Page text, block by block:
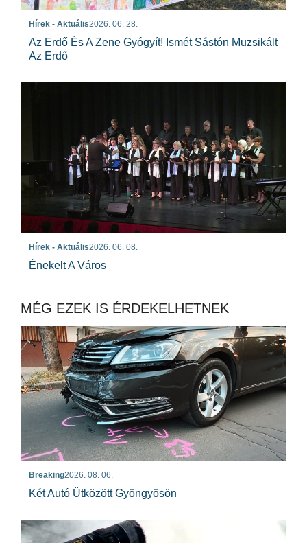
Hírek - Aktuális2026. 06. 28.
Az Erdő És A Zene Gyógyít! Ismét Sástón Muzsikált
Az Erdő
Hírek - Aktuális2026. 06. 08.
Énekelt A Város
MÉG EZEK IS ÉRDEKELHETNEK
Breaking2026. 08. 06.
Két Autó Ütközött Gyöngyösön